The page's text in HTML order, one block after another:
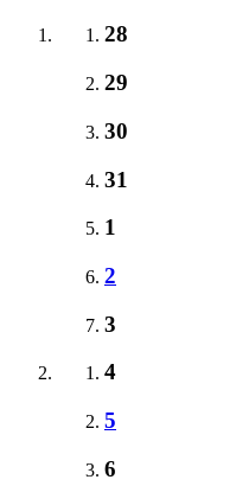
28
29
30
31
1
2
3
4
5
6